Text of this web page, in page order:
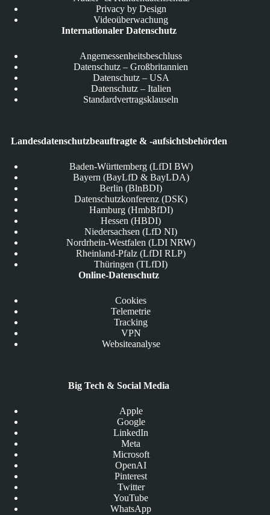
Privacy by Design
Videoüberwachung
Internationaler Datenschutz
Angemessenheitsbeschluss
Datenschutz – Großbritannien
Datenschutz – USA
Datenschutz – Italien
Standardvertragsklauseln
Landesdatenschutzbeauftragte & -aufsichtsbehörden
Baden-Württemberg (LfDI BW)
Bayern (BayLfD & BayLDA)
Berlin (BlnBDI)
Datenschutzkonferenz (DSK)
Hamburg (HmbBfDI)
Hessen (HBDI)
Niedersachsen (LfD NI)
Nordrhein-Westfalen (LDI NRW)
Rheinland-Pfalz (LfDI RLP)
Thüringen (TLfDI)
Online-Datenschutz
Cookies
Telemetrie
Tracking
VPN
Websiteanalyse
Big Tech & Social Media
Apple
Google
LinkedIn
Meta
Microsoft
OpenAI
Pinterest
Twitter
YouTube
WhatsApp